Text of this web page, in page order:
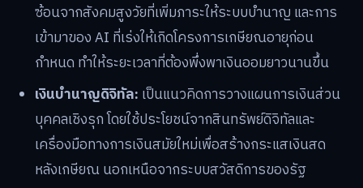
ซ้อนจากสังคมสูงวัยที่เพิ่มภาระให้ระบบบำนาญ และการ
เข้ามาของ AI ที่เร่งให้เกิดโครงการเกษียณอายุก่อน
กำหนด ทำให้ระยะเวลาที่ต้องพึ่งพาเงินออมยาวนานขึ้น
เงินบำนาญดิจิทัล: เป็นแนวคิดการวางแผนการเงินส่วน
บุคคลเชิงรุก โดยใช้ประโยชน์จากสินทรัพย์ดิจิทัลและ
เครื่องมือทางการเงินสมัยใหม่เพื่อสร้างกระแสเงินสด
หลังเกษียณ นอกเหนือจากระบบสวัสดิการของรัฐ